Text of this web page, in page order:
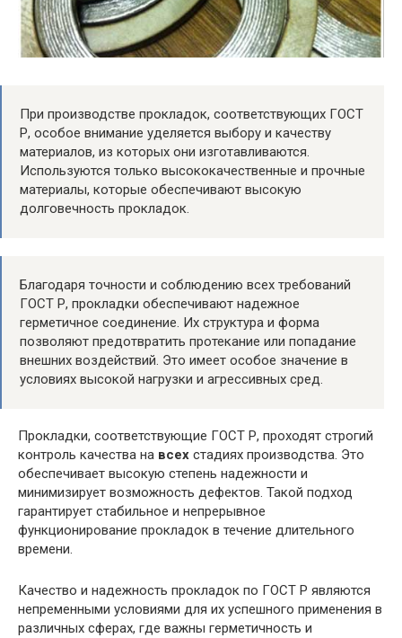
При производстве прокладок, соответствующих ГОСТ
Р, особое внимание уделяется выбору и качеству
материалов, из которых они изготавливаются.
Используются только высококачественные и прочные
материалы, которые обеспечивают высокую
долговечность прокладок.
Благодаря точности и соблюдению всех требований
ГОСТ Р, прокладки обеспечивают надежное
герметичное соединение. Их структура и форма
позволяют предотвратить протекание или попадание
внешних воздействий. Это имеет особое значение в
условиях высокой нагрузки и агрессивных сред.
Прокладки, соответствующие ГОСТ Р, проходят строгий
контроль качества на всех стадиях производства. Это
обеспечивает высокую степень надежности и
минимизирует возможность дефектов. Такой подход
гарантирует стабильное и непрерывное
функционирование прокладок в течение длительного
времени.
Качество и надежность прокладок по ГОСТ Р являются
непременными условиями для их успешного применения в
различных сферах, где важны герметичность и